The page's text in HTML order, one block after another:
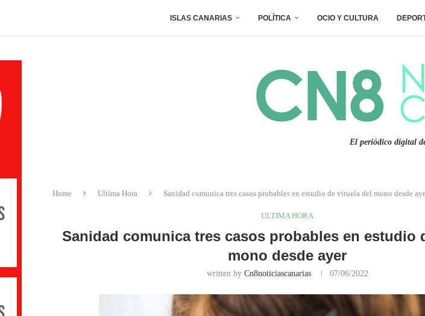
ISLAS CANARIAS POLÍTICA OCIO Y CULTURA
El periódico digital
Home Ultima Hora Sanidad comunica tres casos probables en estudio de viruela del mono desde
ULTIMA HORA
Sanidad comunica tres casos probables en estudio
mono desde ayer
written by Cn8noticiascanarias 07/06/2022